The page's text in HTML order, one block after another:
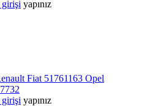
yapınız
Fiat 51761163 Opel
yapınız